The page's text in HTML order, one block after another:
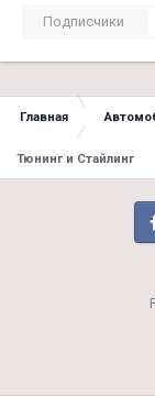
Подписчики
Главная
Тюнинг и Стайлинг